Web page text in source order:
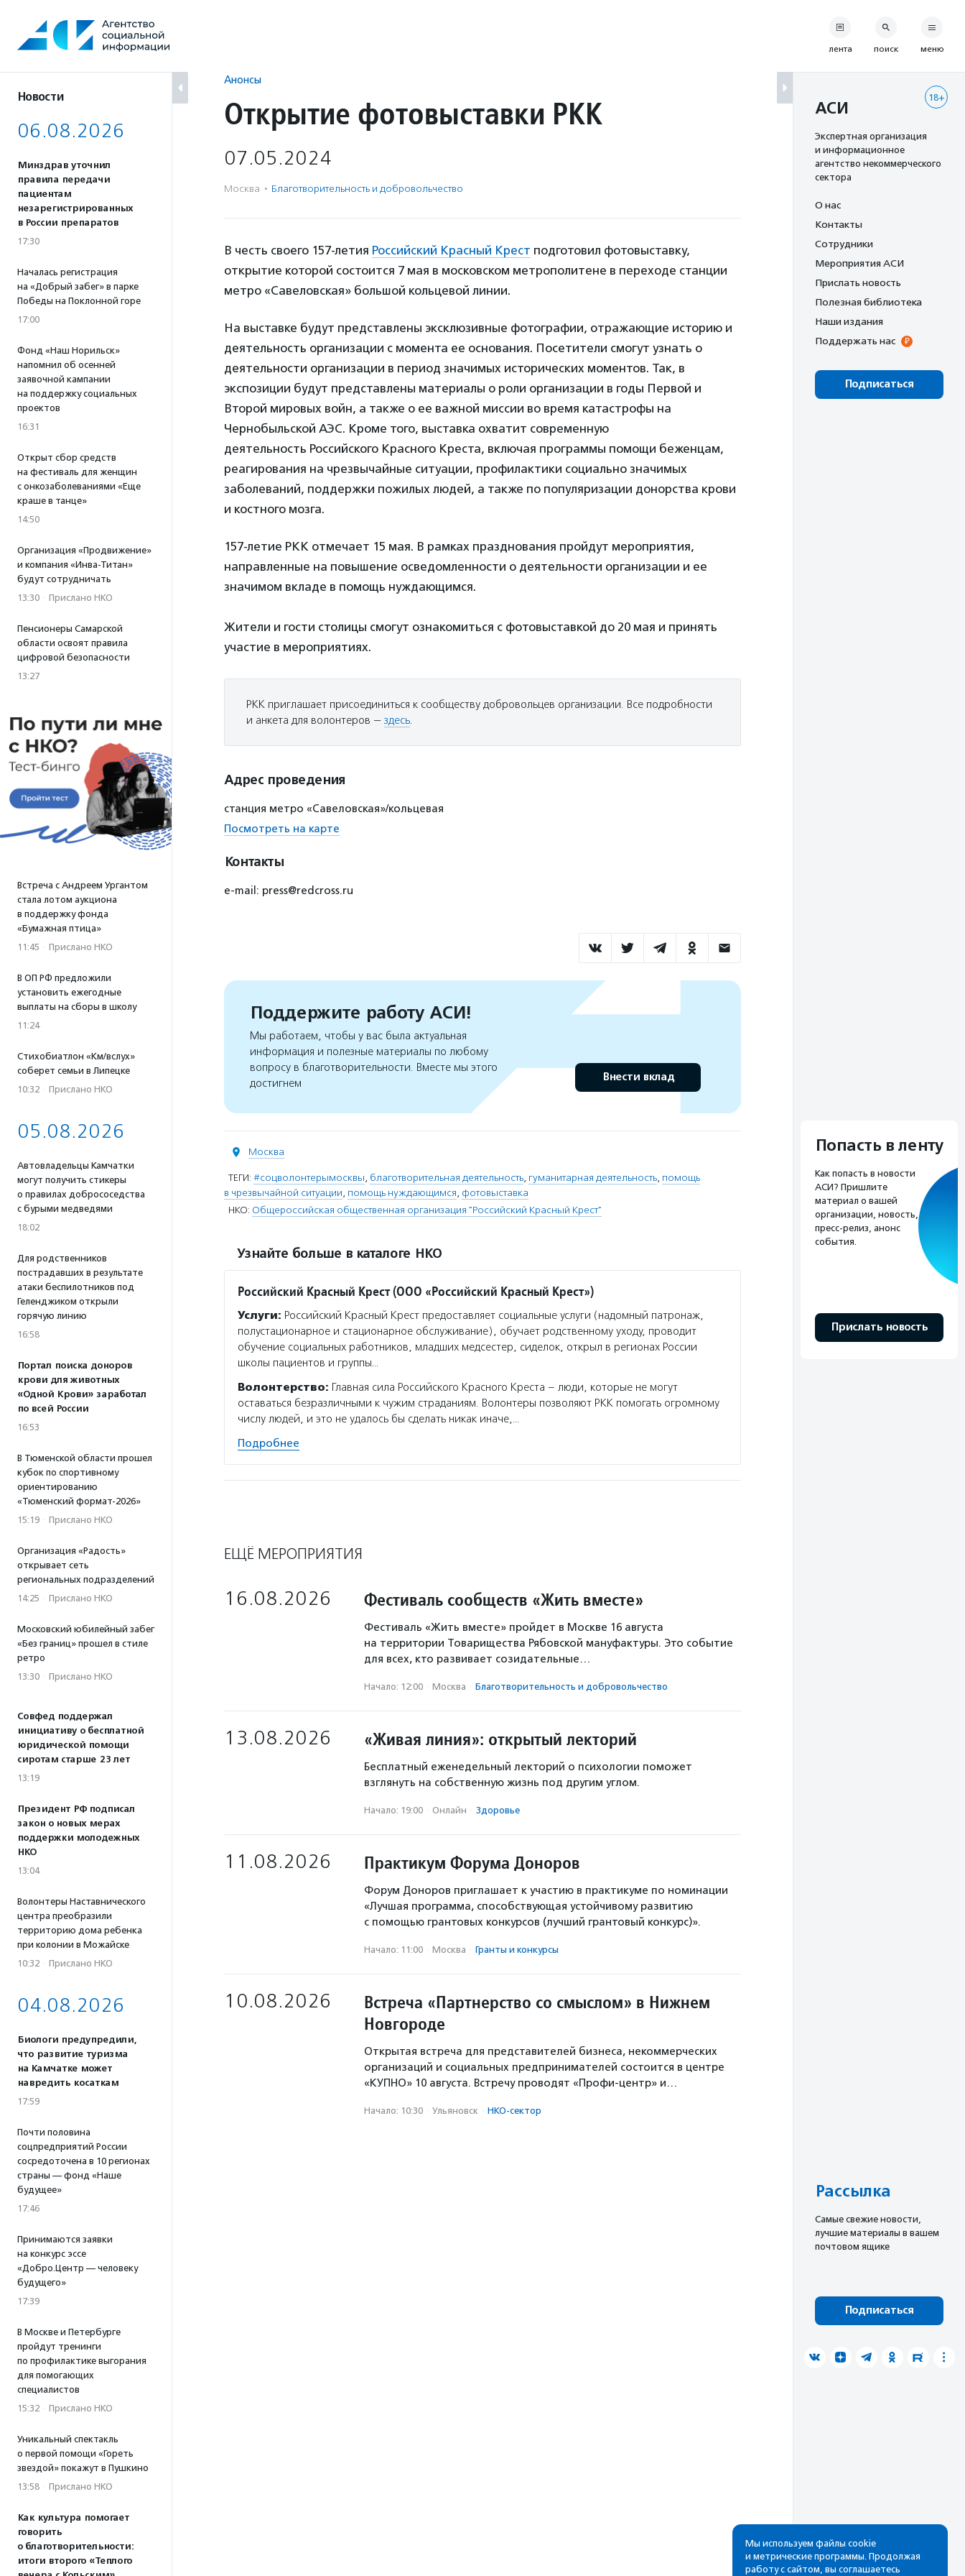
содержанию
Новости
06.08.2026
Минздрав уточнил
правила передачи
пациентам
незарегистрированных
в России препаратов
17:30
Началась регистрация
на «Добрый забег» в парке
Победы на Поклонной горе
17:00
Фонд «Наш Норильск»
напомнил об осенней
заявочной кампании
на поддержку социальных
проектов
16:31
Открыт сбор средств
на фестиваль для женщин
с онкозаболеваниями «Еще
краше в танце»
14:50
Организация «Продвижение»
и компания «Инва-Титан»
будут сотрудничать
13:30 · Прислано НКО
Пенсионеры Самарской
области освоят правила
цифровой безопасности
13:27
Встреча с Андреем Ургантом
стала лотом аукциона
в поддержку фонда
«Бумажная птица»
11:45 · Прислано НКО
В ОП РФ предложили
установить ежегодные
выплаты на сборы в школу
11:24
Стихобиатлон «Км/вслух»
соберет семьи в Липецке
10:32 · Прислано НКО
05.08.2026
Автовладельцы Камчатки
могут получить стикеры
о правилах добрососедства
с бурыми медведями
18:02
Для родственников
пострадавших в результате
атаки беспилотников под
Геленджиком открыли
горячую линию
16:58
Портал поиска доноров
крови для животных
«Одной Крови» заработал
по всей России
16:53
В Тюменской области прошел
кубок по спортивному
ориентированию
«Тюменский формат-2026»
15:19 · Прислано НКО
Организация «Радость»
открывает сеть
региональных подразделений
14:25 · Прислано НКО
Московский юбилейный забег
«Без границ» прошел в стиле
ретро
13:30 · Прислано НКО
Совфед поддержал
инициативу о бесплатной
юридической помощи
сиротам старше 23 лет
13:19
Президент РФ подписал
закон о новых мерах
поддержки молодежных
НКО
13:04
Волонтеры Наставнического
центра преобразили
территорию дома ребенка
при колонии в Можайске
10:32 · Прислано НКО
04.08.2026
Биологи предупредили,
что развитие туризма
на Камчатке может
навредить косаткам
17:59
Почти половина
соцпредприятий России
сосредоточена в 10 регионах
страны — фонд «Наше
будущее»
17:46
Принимаются заявки
на конкурс эссе
«Добро.Центр — человеку
будущего»
17:39
В Москве и Петербурге
пройдут тренинги
по профилактике выгорания
для помогающих
специалистов
15:32 · Прислано НКО
Уникальный спектакль
о первой помощи «Гореть
звездой» покажут в Пушкино
13:58 · Прислано НКО
Как культура помогает
говорить
о благотворительности:
итоги второго «Теплого
Анонсы
Открытие фотовыставки РКК
07.05.2024
Москва · Благотвори­тель­ность и доброволь­чест­во
В честь своего 157-летия Российский Красный Крест подготовил фотовыставку,
открытие которой состоится 7 мая в московском метрополитене в переходе станции
метро «Савеловская» большой кольцевой линии.
На выставке будут представлены эксклюзивные фотографии, отражающие историю и
деятельность организации с момента ее основания. Посетители смогут узнать о
деятельности организации в период значимых исторических моментов. Так, в
экспозиции будут представлены материалы о роли организации в годы Первой и
Второй мировых войн, а также о ее важной миссии во время катастрофы на
Чернобыльской АЭС. Кроме того, выставка охватит современную
деятельность Российского Красного Креста, включая программы помощи беженцам,
реагирования на чрезвычайные ситуации, профилактики социально значимых
заболеваний, поддержки пожилых людей, а также по популяризации донорства крови
и костного мозга.
157-летие РКК отмечает 15 мая. В рамках празднования пройдут мероприятия,
направленные на повышение осведомленности о деятельности организации и ее
значимом вкладе в помощь нуждающимся.
Жители и гости столицы смогут ознакомиться с фотовыставкой до 20 мая и принять
участие в мероприятиях.
РКК приглашает присоединиться к сообществу добровольцев организации. Все подробности
и анкета для волонтеров — здесь.
Адрес проведения
станция метро «Савеловская»/кольцевая
Посмотреть на карте
Контакты
e-mail: press@redcross.ru
Поддержите работу АСИ!
Мы работаем, чтобы у вас была актуальная
информация и полезные материалы по любому
вопросу в благотворительности. Вместе мы этого
достигнем
Внести вклад
Москва
ТЕГИ: #соцволонтерымосквы, благотворительная деятельность, гуманитарная деятельность, помощь
в чрезвычайной ситуации, помощь нуждающимся, фотовыставка
НКО: Общероссийская общественная организация "Российский Красный Крест"
Узнайте больше в каталоге НКО
Российский Красный Крест (ООО «Российский Красный Крест»)
Услуги: Российский Красный Крест предоставляет социальные услуги (надомный патронаж,
полустационарное и стационарное обслуживание), обучает родственному уходу, проводит
обучение социальных работников, младших медсестер, сиделок, открыл в регионах России
школы пациентов и группы…
Волонтерство: Главная сила Российского Красного Креста – люди, которые не могут
оставаться безразличными к чужим страданиям. Волонтеры позволяют РКК помогать огромному
числу людей, и это не удалось бы сделать никак иначе,…
Подробнее
ЕЩЁ МЕРОПРИЯТИЯ
16.08.2026 Фестиваль сообществ «Жить вместе»
Фестиваль «Жить вместе» пройдет в Москве 16 августа
на территории Товарищества Рябовской мануфактуры. Это событие
для всех, кто развивает созидательные…
Начало: 12:00 · Москва · Благотвори­тель­ность и доброволь­чест­во
13.08.2026 «Живая линия»: открытый лекторий
Бесплатный еженедельный лекторий о психологии поможет
взглянуть на собственную жизнь под другим углом.
Начало: 19:00 · Онлайн · Здоровье
11.08.2026 Практикум Форума Доноров
Форум Доноров приглашает к участию в практикуме по номинации
«Лучшая программа, способствующая устойчивому развитию
с помощью грантовых конкурсов (лучший грантовый конкурс)».
Начало: 11:00 · Москва · Гранты и конкурсы
10.08.2026
Встреча «Партнерство со смыслом» в Нижнем
Новгороде
Открытая встреча для представителей бизнеса, некоммерческих
организаций и социальных предпринимателей состоится в центре
«КУПНО» 10 августа. Встречу проводят «Профи-центр» и…
Начало: 10:30 · Ульяновск · НКО-сектор
лента поиск меню
18+
АСИ
Экспертная организация
и информационное
агентство некоммерческого
сектора
О нас
Контакты
Сотрудники
Мероприятия АСИ
Прислать новость
Полезная библиотека
Наши издания
Поддержать нас
Подписаться
Попасть в ленту
Как попасть в новости
АСИ? Пришлите
материал о вашей
организации, новость,
пресс-релиз, анонс
события.
Прислать новость
Рассылка
Cамые свежие новости,
лучшие материалы в вашем
почтовом ящике
Подписаться
Мы используем файлы cookie
и метрические программы. Продолжая
работу с сайтом, вы соглашаетесь